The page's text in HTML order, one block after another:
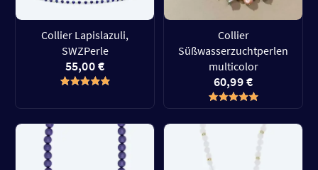
Collier Lapislazuli,
SWZPerle
55,00 €
Collier
Süßwasserzuchtperlen
multicolor
60,99 €